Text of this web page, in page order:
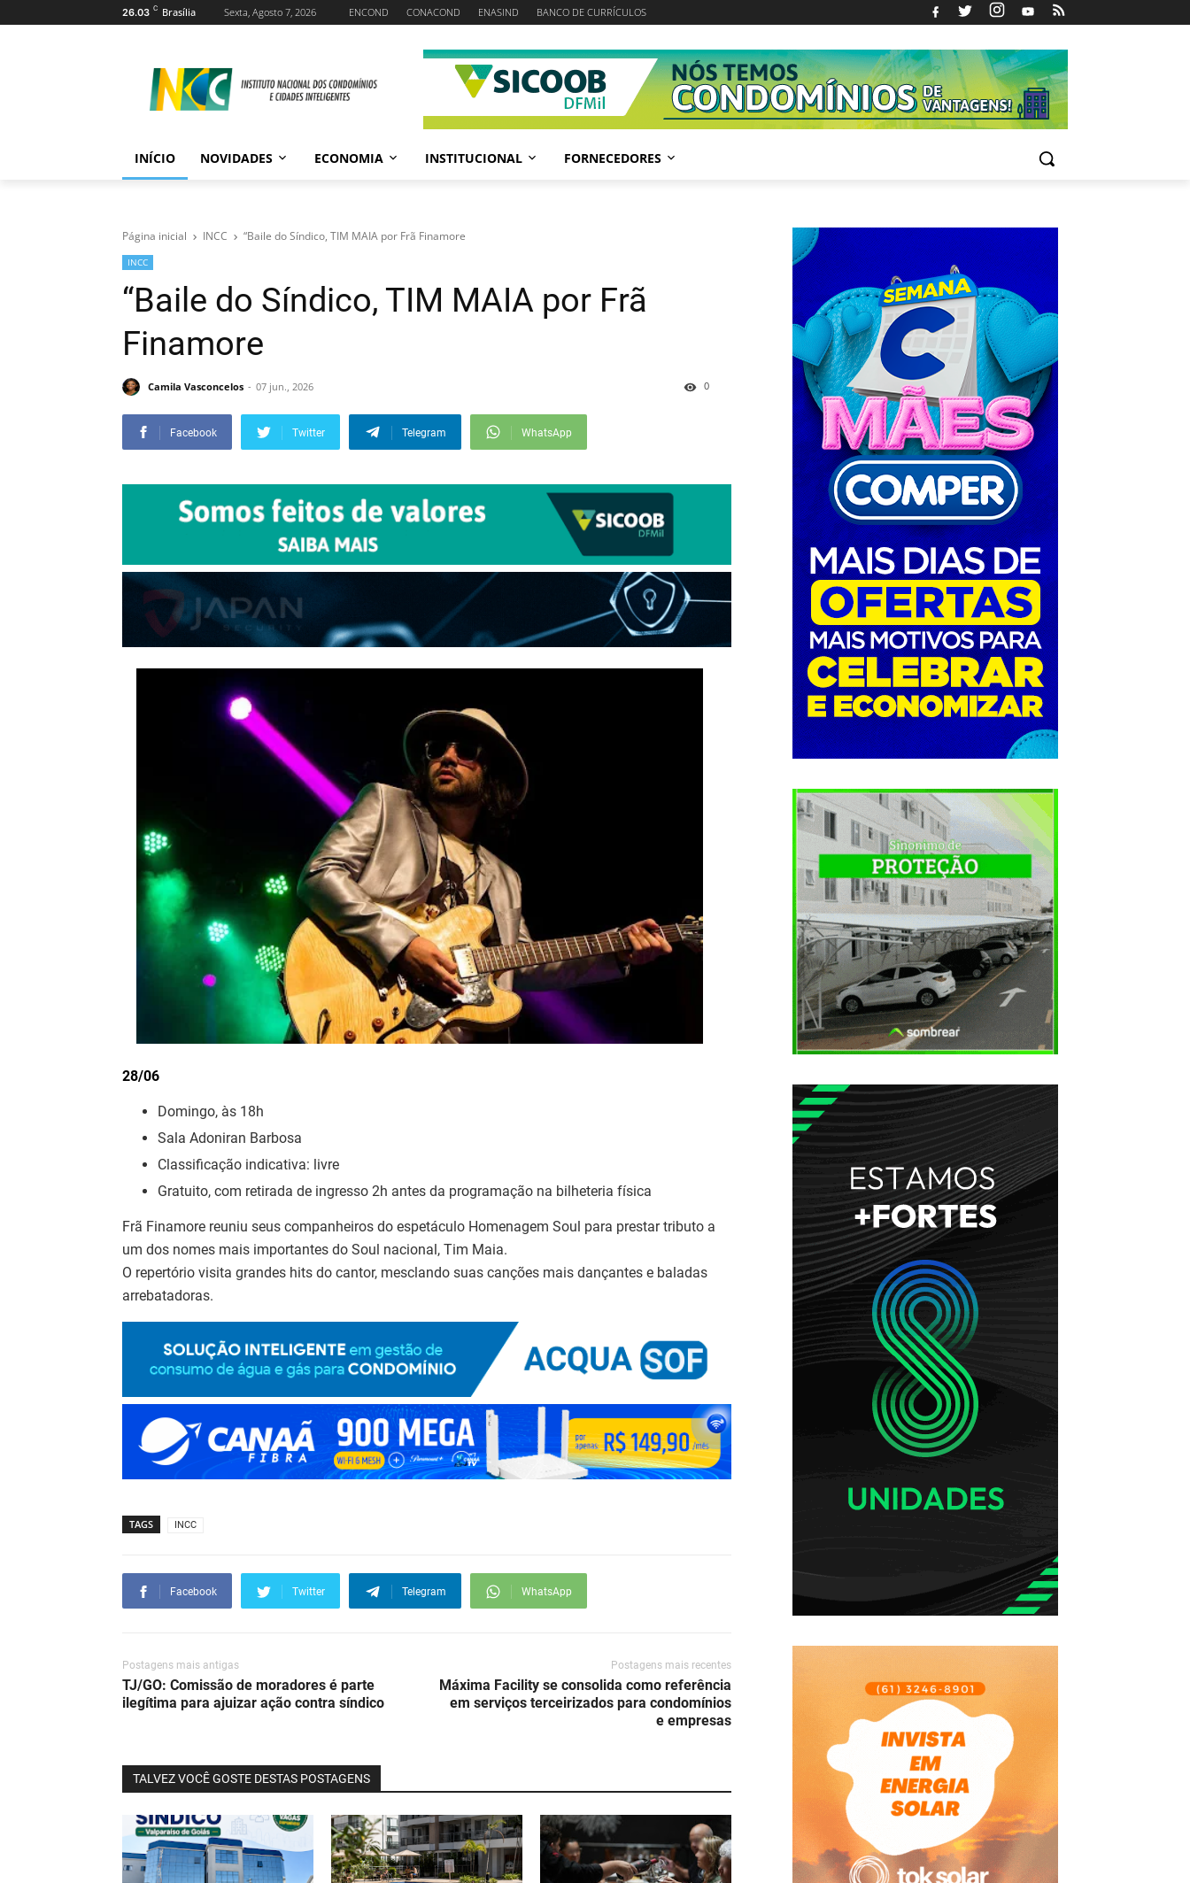
26.03 C Brasília Sexta, Agosto 7, 2026 ENCOND CONACOND ENASIND BANCO DE CURRÍCULOS
INÍCIO NOVIDADES ECONOMIA INSTITUCIONAL FORNECEDORES
Página inicial INCC “Baile do Síndico, TIM MAIA por Frã Finamore
INCC
“Baile do Síndico, TIM MAIA por Frã
Finamore
Camila Vasconcelos 07 jun., 2026 0
Facebook Twitter Telegram WhatsApp
28/06
Domingo, às 18h
Sala Adoniran Barbosa
Classificação indicativa: livre
Gratuito, com retirada de ingresso 2h antes da programação na bilheteria física
Frã Finamore reuniu seus companheiros do espetáculo Homenagem Soul para prestar tributo a
um dos nomes mais importantes do Soul nacional, Tim Maia.
O repertório visita grandes hits do cantor, mesclando suas canções mais dançantes e baladas
arrebatadoras.
TAGS INCC
Facebook Twitter Telegram WhatsApp
Postagens mais antigas
TJ/GO: Comissão de moradores é parte
ilegítima para ajuizar ação contra síndico
Postagens mais recentes
Máxima Facility se consolida como referência
em serviços terceirizados para condomínios
e empresas
TALVEZ VOCÊ GOSTE DESTAS POSTAGENS